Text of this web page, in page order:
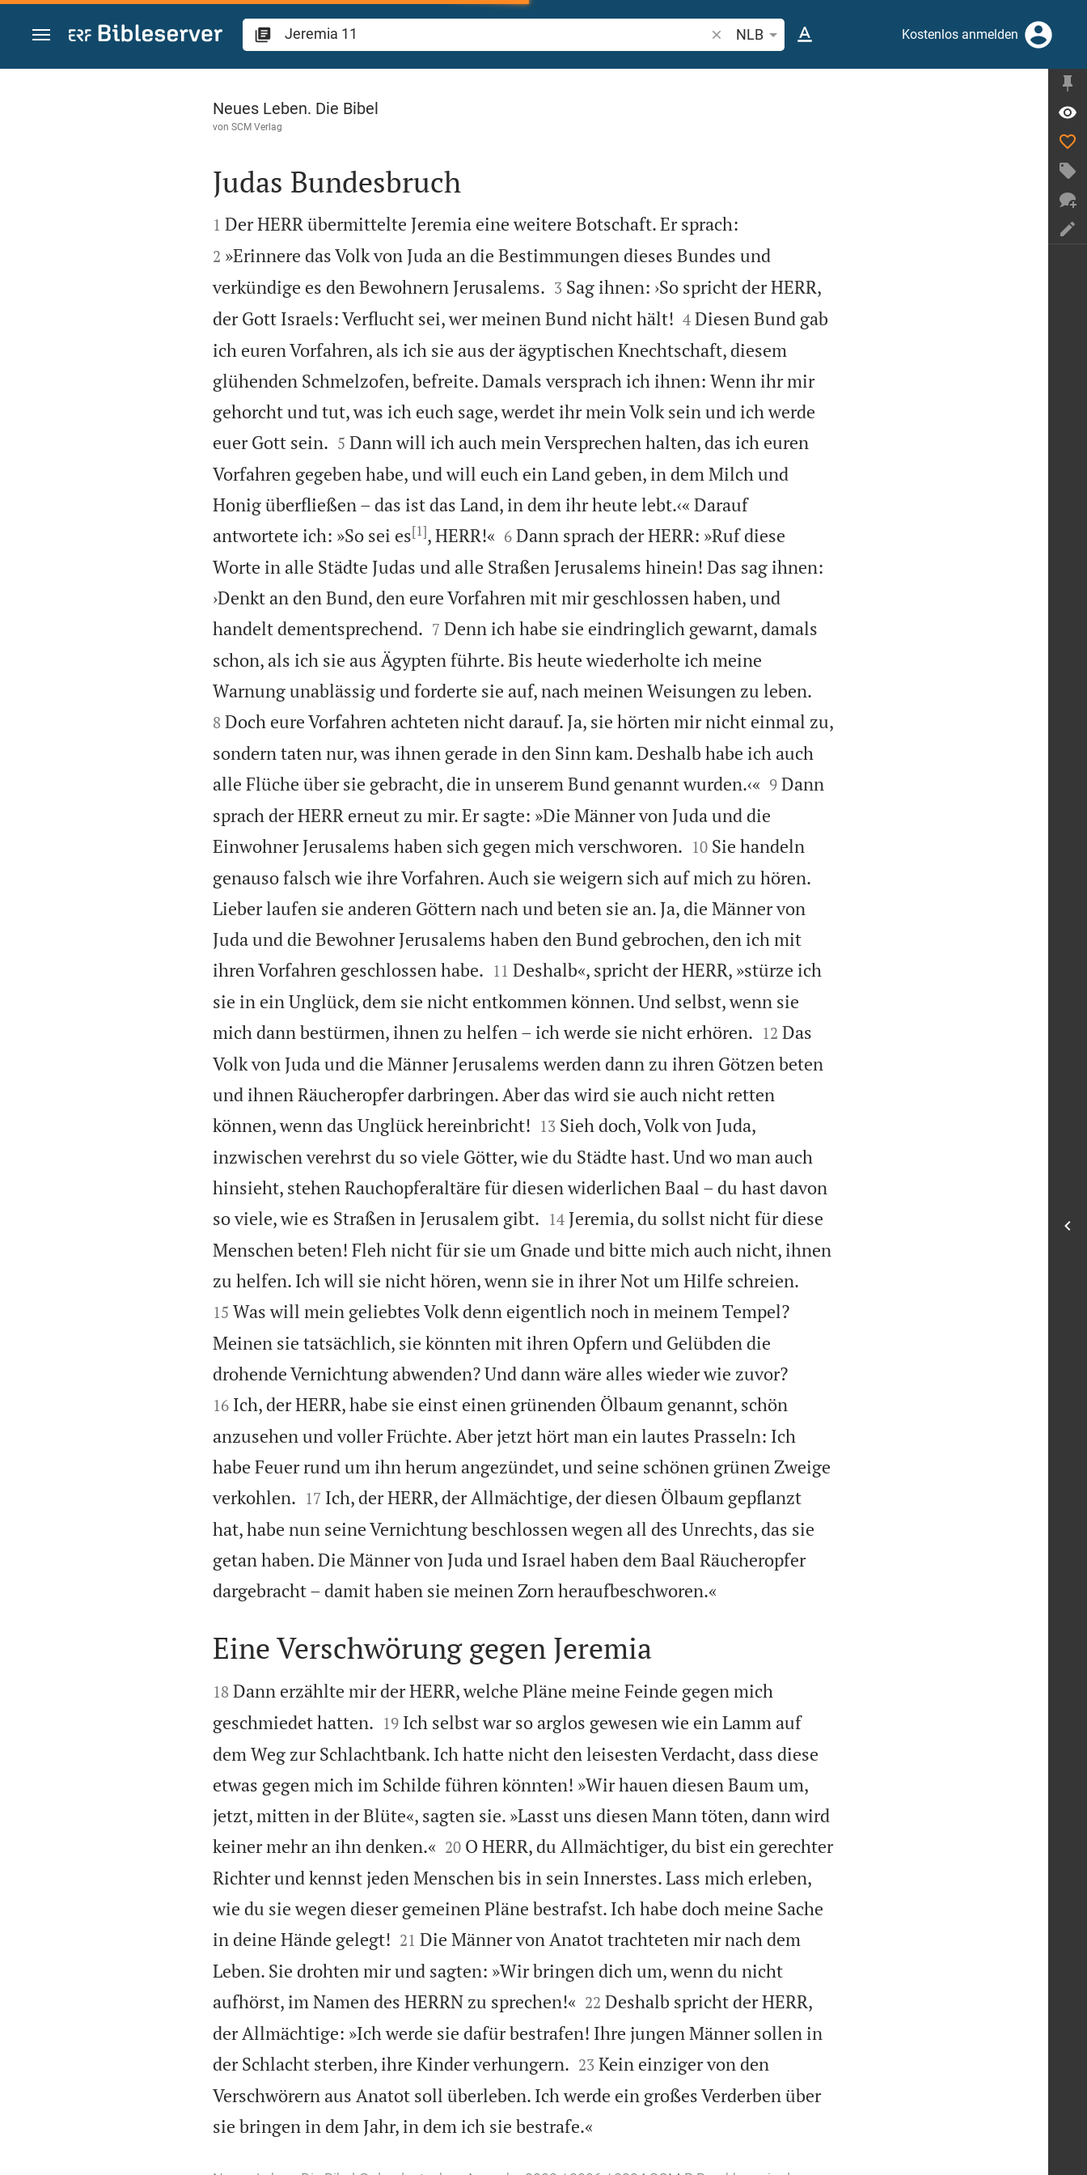
Zum Inhalt springen
Bibelstelle oder Begriff suchen
NLB Kostenlos anmelden
Jeremia 11
Neues Leben. Die Bibel
von SCM Verlag

Judas Bundesbruch

1 Der HERR übermittelte Jeremia eine weitere Botschaft. Er sprach:
2 »Erinnere das Volk von Juda an die Bestimmungen dieses Bundes und
verkündige es den Bewohnern Jerusalems.
3 Sag ihnen: ›So spricht der HERR,
der Gott Israels: Verflucht sei, wer meinen Bund nicht hält!
4 Diesen Bund gab
ich euren Vorfahren, als ich sie aus der ägyptischen Knechtschaft, diesem
glühenden Schmelzofen, befreite. Damals versprach ich ihnen: Wenn ihr mir
gehorcht und tut, was ich euch sage, werdet ihr mein Volk sein und ich werde
euer Gott sein.
5 Dann will ich auch mein Versprechen halten, das ich euren
Vorfahren gegeben habe, und will euch ein Land geben, in dem Milch und
Honig überfließen – das ist das Land, in dem ihr heute lebt.‹« Darauf
antwortete ich: »So sei es[1], HERR!«
6 Dann sprach der HERR: »Ruf diese
Worte in alle Städte Judas und alle Straßen Jerusalems hinein! Das sag ihnen:
›Denkt an den Bund, den eure Vorfahren mit mir geschlossen haben, und
handelt dementsprechend.
7 Denn ich habe sie eindringlich gewarnt, damals
schon, als ich sie aus Ägypten führte. Bis heute wiederholte ich meine
Warnung unablässig und forderte sie auf, nach meinen Weisungen zu leben.
8 Doch eure Vorfahren achteten nicht darauf. Ja, sie hörten mir nicht einmal zu,
sondern taten nur, was ihnen gerade in den Sinn kam. Deshalb habe ich auch
alle Flüche über sie gebracht, die in unserem Bund genannt wurden.‹«
9 Dann
sprach der HERR erneut zu mir. Er sagte: »Die Männer von Juda und die
Einwohner Jerusalems haben sich gegen mich verschworen.
10 Sie handeln
genauso falsch wie ihre Vorfahren. Auch sie weigern sich auf mich zu hören.
Lieber laufen sie anderen Göttern nach und beten sie an. Ja, die Männer von
Juda und die Bewohner Jerusalems haben den Bund gebrochen, den ich mit
ihren Vorfahren geschlossen habe.
11 Deshalb«, spricht der HERR, »stürze ich
sie in ein Unglück, dem sie nicht entkommen können. Und selbst, wenn sie
mich dann bestürmen, ihnen zu helfen – ich werde sie nicht erhören.
12 Das
Volk von Juda und die Männer Jerusalems werden dann zu ihren Götzen beten
und ihnen Räucheropfer darbringen. Aber das wird sie auch nicht retten
können, wenn das Unglück hereinbricht!
13 Sieh doch, Volk von Juda,
inzwischen verehrst du so viele Götter, wie du Städte hast. Und wo man auch
hinsieht, stehen Rauchopferaltäre für diesen widerlichen Baal – du hast davon
so viele, wie es Straßen in Jerusalem gibt.
14 Jeremia, du sollst nicht für diese
Menschen beten! Fleh nicht für sie um Gnade und bitte mich auch nicht, ihnen
zu helfen. Ich will sie nicht hören, wenn sie in ihrer Not um Hilfe schreien.
15 Was will mein geliebtes Volk denn eigentlich noch in meinem Tempel?
Meinen sie tatsächlich, sie könnten mit ihren Opfern und Gelübden die
drohende Vernichtung abwenden? Und dann wäre alles wieder wie zuvor?
16 Ich, der HERR, habe sie einst einen grünenden Ölbaum genannt, schön
anzusehen und voller Früchte. Aber jetzt hört man ein lautes Prasseln: Ich
habe Feuer rund um ihn herum angezündet, und seine schönen grünen Zweige
verkohlen.
17 Ich, der HERR, der Allmächtige, der diesen Ölbaum gepflanzt
hat, habe nun seine Vernichtung beschlossen wegen all des Unrechts, das sie
getan haben. Die Männer von Juda und Israel haben dem Baal Räucheropfer
dargebracht – damit haben sie meinen Zorn heraufbeschworen.«

Eine Verschwörung gegen Jeremia

18 Dann erzählte mir der HERR, welche Pläne meine Feinde gegen mich
geschmiedet hatten.
19 Ich selbst war so arglos gewesen wie ein Lamm auf
dem Weg zur Schlachtbank. Ich hatte nicht den leisesten Verdacht, dass diese
etwas gegen mich im Schilde führen könnten! »Wir hauen diesen Baum um,
jetzt, mitten in der Blüte«, sagten sie. »Lasst uns diesen Mann töten, dann wird
keiner mehr an ihn denken.«
20 O HERR, du Allmächtiger, du bist ein gerechter
Richter und kennst jeden Menschen bis in sein Innerstes. Lass mich erleben,
wie du sie wegen dieser gemeinen Pläne bestrafst. Ich habe doch meine Sache
in deine Hände gelegt!
21 Die Männer von Anatot trachteten mir nach dem
Leben. Sie drohten mir und sagten: »Wir bringen dich um, wenn du nicht
aufhörst, im Namen des HERRN zu sprechen!«
22 Deshalb spricht der HERR,
der Allmächtige: »Ich werde sie dafür bestrafen! Ihre jungen Männer sollen in
der Schlacht sterben, ihre Kinder verhungern.
23 Kein einziger von den
Verschwörern aus Anatot soll überleben. Ich werde ein großes Verderben über
sie bringen in dem Jahr, in dem ich sie bestrafe.«